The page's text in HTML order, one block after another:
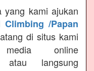
yang kami ajukan
Climbing /Papan
di situs kami
online
atau langsung